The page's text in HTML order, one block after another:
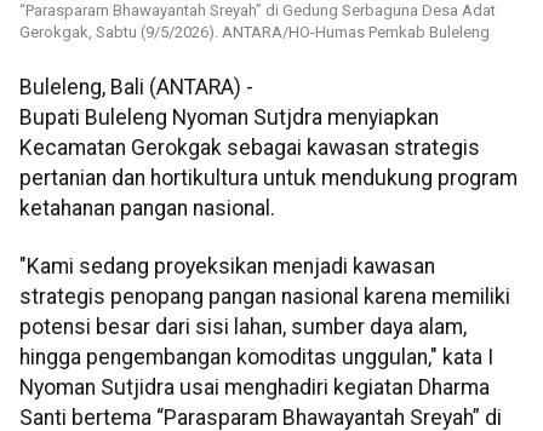
“Parasparam Bhawayantah Sreyah” di Gedung Serbaguna Desa Adat
Gerokgak, Sabtu (9/5/2026). ANTARA/HO-Humas Pemkab Buleleng
Buleleng, Bali (ANTARA) -
Bupati Buleleng Nyoman Sutjdra menyiapkan
Kecamatan Gerokgak sebagai kawasan strategis
pertanian dan hortikultura untuk mendukung program
ketahanan pangan nasional.
"Kami sedang proyeksikan menjadi kawasan
strategis penopang pangan nasional karena memiliki
potensi besar dari sisi lahan, sumber daya alam,
hingga pengembangan komoditas unggulan," kata I
Nyoman Sutjidra usai menghadiri kegiatan Dharma
Santi bertema “Parasparam Bhawayantah Sreyah” di